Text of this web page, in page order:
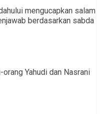
mengucapkan salam
berdasarkan sabda
Yahudi dan Nasrani